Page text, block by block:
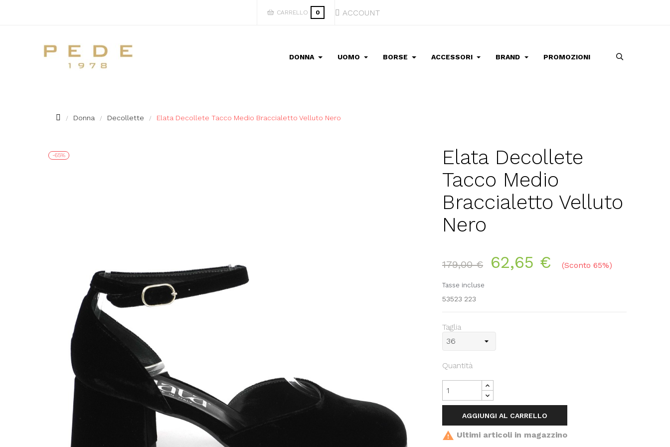
CARRELLO 0 ACCOUNT
DONNA UOMO BORSE ACCESSORI BRAND PROMOZIONI
Donna Decollette Elata Decollete Tacco Medio Braccialetto Velluto Nero
-65%
Elata Decollete
Tacco Medio
Braccialetto Velluto
Nero
179,00 € 62,65 € Sconto 65%
Tasse incluse
53523 223
Taglia
Quantità
AGGIUNGI AL CARRELLO
 Ultimi articoli in magazzino